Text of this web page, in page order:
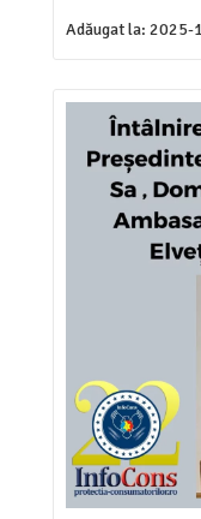
Adăugat la: 2025-